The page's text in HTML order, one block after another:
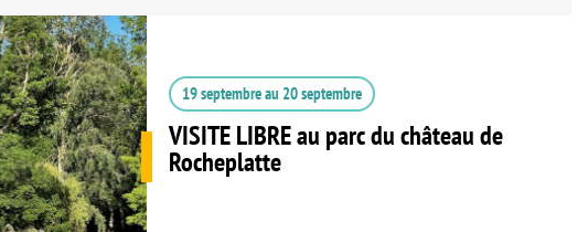
19 septembreau 20 septembre
VISITE LIBRE au parc du château de
Rocheplatte